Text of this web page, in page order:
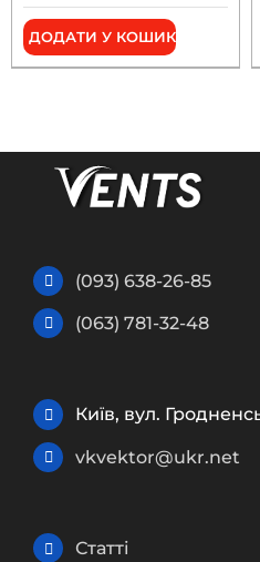
ДОДАТИ У КОШИК
(093) 638-26-85
(063) 781-32-48
Київ, вул.
vkvektor@ukr.net
Статті